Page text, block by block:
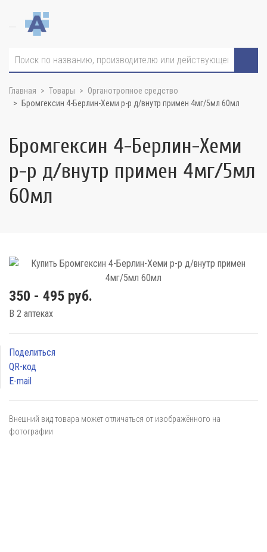
Главная Товары
Органотропное средство
Бромгексин 4-Берлин-Хеми р-р д/внутр примен 4мг/5мл 60мл
Бромгексин 4-Берлин-Хеми
р-р д/внутр примен 4мг/5мл
60мл
350 - 495 руб.
В 2 аптеках
Поделиться
QR-код
E-mail
Внешний вид товара может отличаться от изображённого на
фотографии